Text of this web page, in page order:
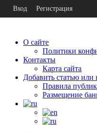
О сайте
Политики
Контакты
Карта сайта
Добавить статью или
Правила
Размещение
Вход Регистрация